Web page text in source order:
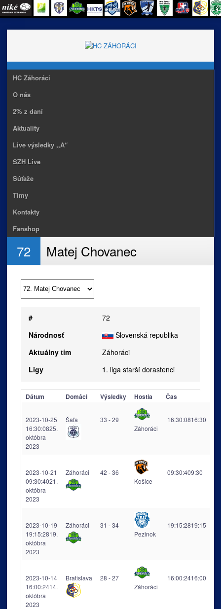
HC Záhoráci
O nás
2% z daní
Aktuality
Live výsledky ,,A“
SZH Live
Súťaže
Tímy
Kontakty
Fanshop
72 Matej Chovanec
#
72
Národnosť
Slovenská republika
Aktuálny tím
Záhoráci
Ligy
1. liga starší dorastenci
Dátum Domáci Výsledky Hostia Čas
2023-10-25
16:30:0825.
októbra
2023
Šaľa
33 - 29
Záhoráci
16:30:0816:30
2023-10-21
09:30:4021.
októbra
2023
Záhoráci
42 - 36
Košice
09:30:409:30
2023-10-19
19:15:2819.
októbra
2023
Záhoráci
31 - 34
Pezinok
19:15:2819:15
2023-10-14
16:00:2414.
októbra
2023
Bratislava
28 - 27
Záhoráci
16:00:2416:00